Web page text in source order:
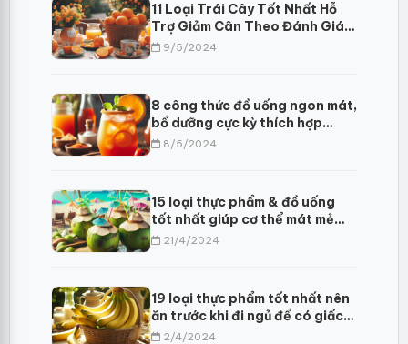
11 Loại Trái Cây Tốt Nhất Hỗ
Trợ Giảm Cân Theo Đánh Giá
Của Chuyên Gia Y Tế
9/5/2024
8 công thức đồ uống ngon mát,
bổ dưỡng cực kỳ thích hợp
trong những ngày hè
8/5/2024
15 loại thực phẩm & đồ uống
tốt nhất giúp cơ thể mát mẻ
giải nhiệt mùa hè
21/4/2024
19 loại thực phẩm tốt nhất nên
ăn trước khi đi ngủ để có giấc
ngủ ngon hơn
2/4/2024